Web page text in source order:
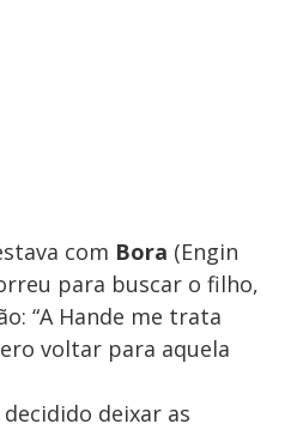
com Bora (Engin
para buscar o filho,
“A Hande me trata
voltar para aquela
deixar as